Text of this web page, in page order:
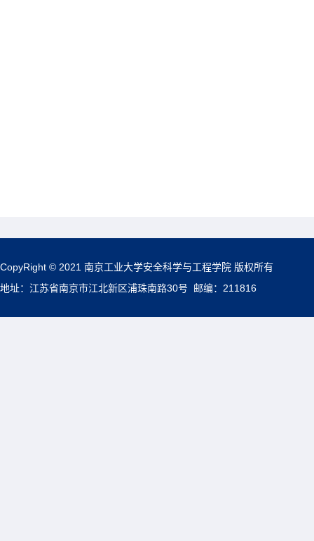
CopyRight © 2021 南京工业大学安全科学与工程学院 版权所有
地址：江苏省南京市江北新区浦珠南路30号 邮编：211816